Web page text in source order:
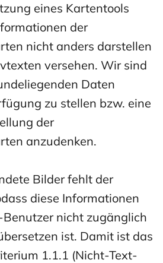
eines Kartentools
der
nicht anders darstellen
versehen. Wir sind
Daten
zu stellen bzw. eine
der
anzudenken.
Bilder fehlt der
diese Informationen
nicht zugänglich
ist. Damit ist das
1.1.1 (Nicht-Text-